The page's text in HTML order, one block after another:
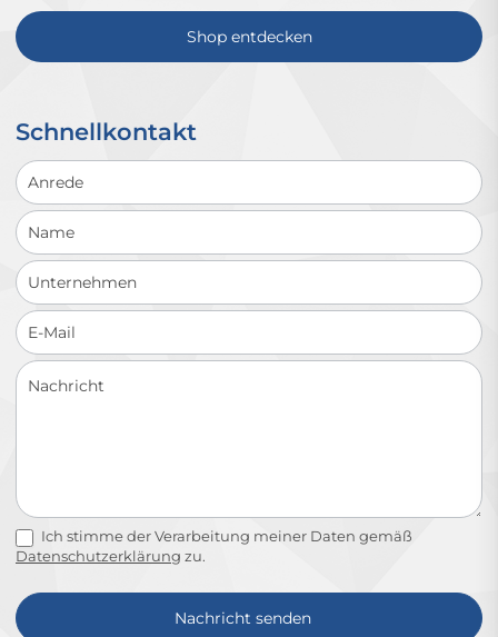
Shop entdecken
Schnellkontakt
Schnellkontakt
Ich stimme der Verarbeitung meiner Daten gemäß
Datenschutzerklärung zu.
Nachricht senden